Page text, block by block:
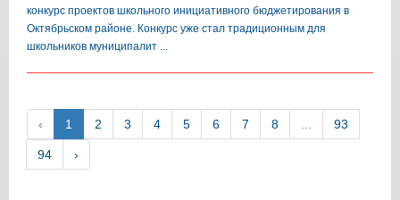
конкурс проектов школьного инициативного бюджетирования в
Октябрьском районе. Конкурс уже стал традиционным для
школьников муниципалит ...
‹ 1 2 3 4 5 6 7 8 93
94 ›